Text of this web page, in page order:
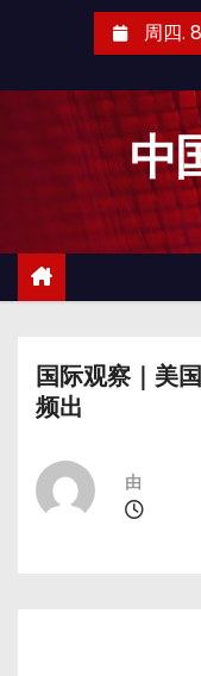
周四.
中
国际观察｜美
频出
由